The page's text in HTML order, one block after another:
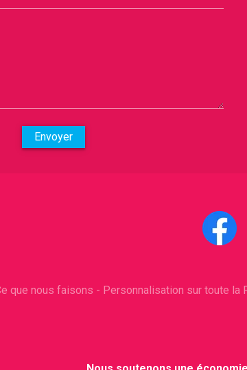
Envoyer
que nous faisons - Personnalisation sur toute la